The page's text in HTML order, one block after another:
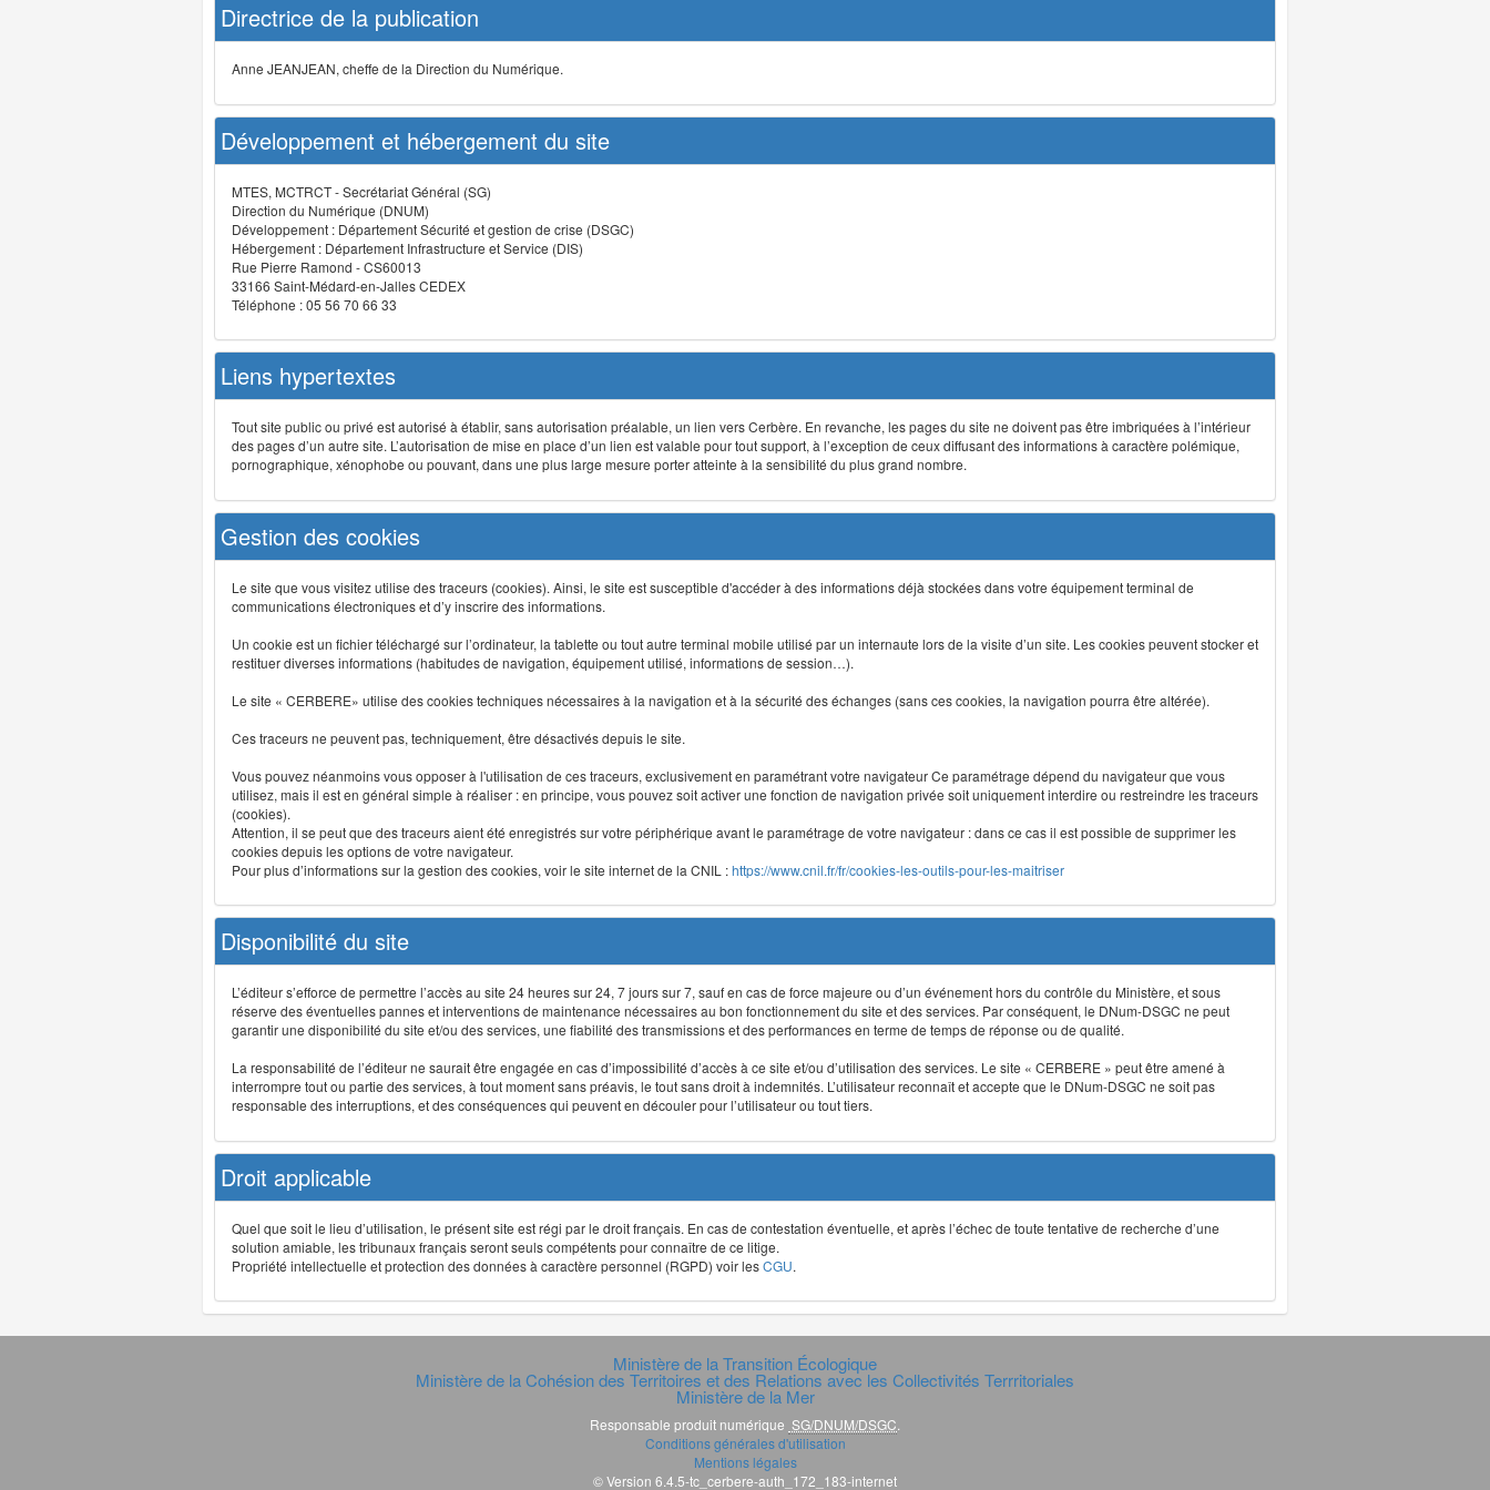
Directrice de la publication
Anne JEANJEAN, cheffe de la Direction du Numérique.
Développement et hébergement du site
MTES, MCTRCT - Secrétariat Général (SG)
Direction du Numérique (DNUM)
Développement : Département Sécurité et gestion de crise (DSGC)
Hébergement : Département Infrastructure et Service (DIS)
Rue Pierre Ramond - CS60013
33166 Saint-Médard-en-Jalles CEDEX
Téléphone : 05 56 70 66 33
Liens hypertextes
Tout site public ou privé est autorisé à établir, sans autorisation préalable, un lien vers Cerbère. En revanche, les pages du site ne doivent pas être imbriquées à l’intérieur
des pages d’un autre site. L’autorisation de mise en place d’un lien est valable pour tout support, à l’exception de ceux diffusant des informations à caractère polémique,
pornographique, xénophobe ou pouvant, dans une plus large mesure porter atteinte à la sensibilité du plus grand nombre.
Gestion des cookies
Le site que vous visitez utilise des traceurs (cookies). Ainsi, le site est susceptible d'accéder à des informations déjà stockées dans votre équipement terminal de
communications électroniques et d’y inscrire des informations.
Un cookie est un fichier téléchargé sur l’ordinateur, la tablette ou tout autre terminal mobile utilisé par un internaute lors de la visite d’un site. Les cookies peuvent stocker et
restituer diverses informations (habitudes de navigation, équipement utilisé, informations de session…).
Le site « CERBERE» utilise des cookies techniques nécessaires à la navigation et à la sécurité des échanges (sans ces cookies, la navigation pourra être altérée).
Ces traceurs ne peuvent pas, techniquement, être désactivés depuis le site.
Vous pouvez néanmoins vous opposer à l'utilisation de ces traceurs, exclusivement en paramétrant votre navigateur Ce paramétrage dépend du navigateur que vous
utilisez, mais il est en général simple à réaliser : en principe, vous pouvez soit activer une fonction de navigation privée soit uniquement interdire ou restreindre les traceurs
(cookies).
Attention, il se peut que des traceurs aient été enregistrés sur votre périphérique avant le paramétrage de votre navigateur : dans ce cas il est possible de supprimer les
cookies depuis les options de votre navigateur.
Pour plus d’informations sur la gestion des cookies, voir le site internet de la CNIL :https://www.cnil.fr/fr/cookies-les-outils-pour-les-maitriser
Disponibilité du site
L’éditeur s’efforce de permettre l’accès au site 24 heures sur 24, 7 jours sur 7, sauf en cas de force majeure ou d’un événement hors du contrôle du Ministère, et sous
réserve des éventuelles pannes et interventions de maintenance nécessaires au bon fonctionnement du site et des services. Par conséquent, le DNum-DSGC ne peut
garantir une disponibilité du site et/ou des services, une fiabilité des transmissions et des performances en terme de temps de réponse ou de qualité.
La responsabilité de l’éditeur ne saurait être engagée en cas d’impossibilité d’accès à ce site et/ou d’utilisation des services. Le site « CERBERE » peut être amené à
interrompre tout ou partie des services, à tout moment sans préavis, le tout sans droit à indemnités. L’utilisateur reconnaît et accepte que le DNum-DSGC ne soit pas
responsable des interruptions, et des conséquences qui peuvent en découler pour l’utilisateur ou tout tiers.
Droit applicable
Quel que soit le lieu d’utilisation, le présent site est régi par le droit français. En cas de contestation éventuelle, et après l’échec de toute tentative de recherche d’une
solution amiable, les tribunaux français seront seuls compétents pour connaître de ce litige.
Propriété intellectuelle et protection des données à caractère personnel (RGPD) voir lesCGU.
Ministère de la Transition Écologique
Ministère de la Cohésion des Territoires et des Relations avec les Collectivités Terrritoriales
Ministère de la Mer
Responsable produit numérique SG/DNUM/DSGC
Conditions générales d'utilisation
Mentions légales
© Version 6.4.5-tc_cerbere-auth_172_183-internet